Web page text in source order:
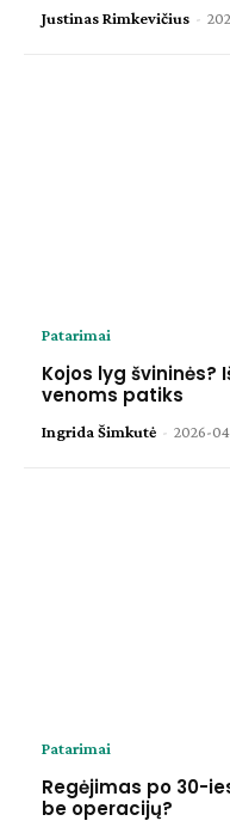
Justinas Rimkevičius -
Patarimai
Kojos lyg švininės?
venoms patiks
Ingrida Šimkutė - 2026-
Patarimai
Regėjimas po 30-
be operacijų?